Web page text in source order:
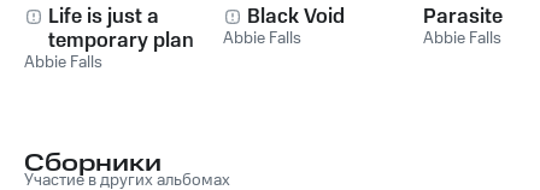
Life is just a
temporary plan
Abbie Falls
Black Void
Abbie Falls
Parasite
Abbie Falls
Сборники
Участие в других альбомах